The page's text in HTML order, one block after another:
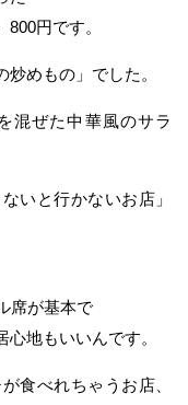
円です。
めもの」でした。
混ぜた中華風のサラ
いと行かないお店」
席が基本で
地もいいんです。
食べれちゃうお店、